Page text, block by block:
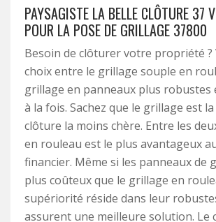
PAYSAGISTE LA BELLE CLÔTURE 37
POUR LA POSE DE GRILLAGE 37800
Besoin de clôturer votre propriété ?
choix entre le grillage souple en
grillage en panneaux plus robustes
à la fois. Sachez que le grillage est
clôture la moins chère. Entre les
en rouleau est le plus avantageux
financier. Même si les panneaux de
plus coûteux que le grillage en
supériorité réside dans leur
assurent une meilleure solution. Le